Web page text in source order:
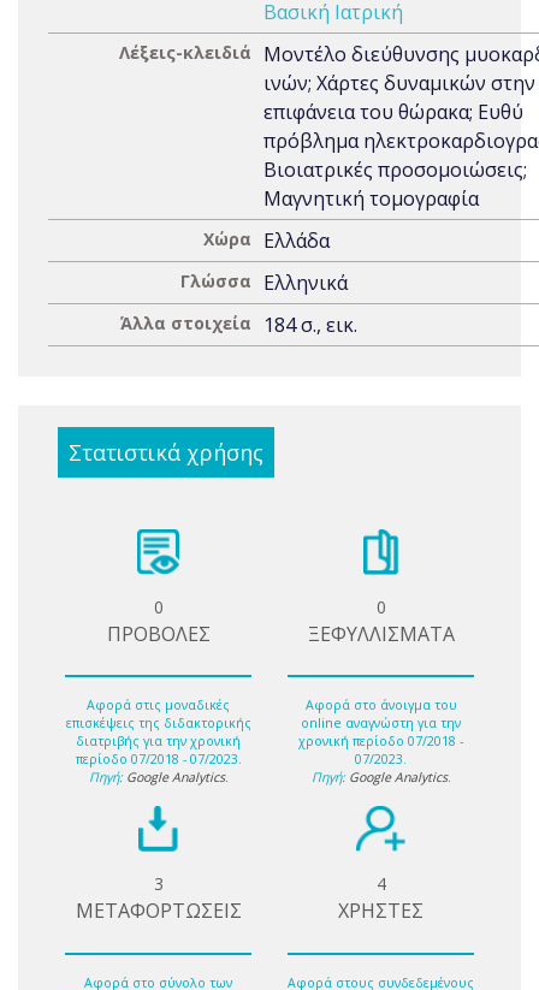
Βασική Ιατρική
Λέξεις-κλειδιά
Μοντέλο διεύθυνσης
ινών; Χάρτες δυναμικών στην
επιφάνεια του θώρακα; Ευθύ
πρόβλημα
Βιοιατρικές προσομοιώσεις;
Μαγνητική τομογραφία
Χώρα Ελλάδα
Γλώσσα Ελληνικά
Άλλα στοιχεία 184 σ., εικ.
Στατιστικά χρήσης
0
ΠΡΟΒΟΛΕΣ
Αφορά στις μοναδικές
επισκέψεις της διδακτορικής
διατριβής για την χρονική
περίοδο 07/2018 - 07/2023.
Πηγή: Google Analytics.
0
ΞΕΦΥΛΛΙΣΜΑΤΑ
Αφορά στο άνοιγμα του
online αναγνώστη για την
χρονική περίοδο 07/2018 -
07/2023.
Πηγή: Google Analytics.
3
ΜΕΤΑΦΟΡΤΩΣΕΙΣ
Αφορά στο σύνολο των
4
ΧΡΗΣΤΕΣ
Αφορά στους συνδεδεμένους